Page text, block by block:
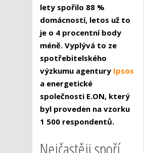
lety spořilo 88 %
domácností, letos už to
je o 4 procentní body
méně. Vyplývá to ze
spotřebitelského
výzkumu agentury Ipsos
a energetické
společnosti E.ON, který
byl proveden na vzorku
1 500 respondentů.
Nejčastěji spoří